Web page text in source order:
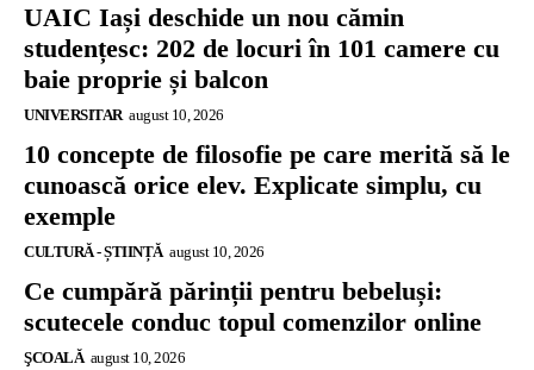
UAIC Iași deschide un nou cămin
studențesc: 202 de locuri în 101 camere cu
baie proprie și balcon
UNIVERSITAR august 10, 2026
10 concepte de filosofie pe care merită să le
cunoască orice elev. Explicate simplu, cu
exemple
CULTURĂ - ȘTIINȚĂ august 10, 2026
Ce cumpără părinții pentru bebeluși:
scutecele conduc topul comenzilor online
ŞCOALĂ august 10, 2026